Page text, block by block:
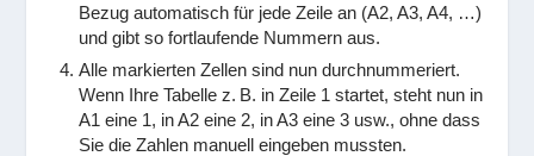
Bezug automatisch für jede Zeile an (A2, A3, A4, …)
und gibt so fortlaufende Nummern aus.
Alle markierten Zellen sind nun durchnummeriert.
Wenn Ihre Tabelle z. B. in Zeile 1 startet, steht nun in
A1 eine 1, in A2 eine 2, in A3 eine3 usw., ohne dass
Sie die Zahlen manuell eingeben mussten.